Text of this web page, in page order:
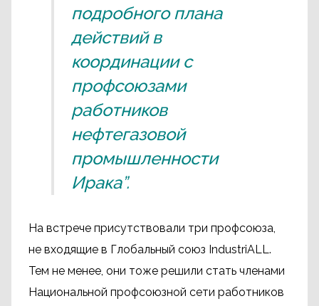
подробного плана
действий в
координации с
профсоюзами
работников
нефтегазовой
промышленности
Ирака”.
На встрече присутствовали три профсоюза,
не входящие в Глобальный союз IndustriALL.
Тем не менее, они тоже решили стать членами
Национальной профсоюзной сети работников